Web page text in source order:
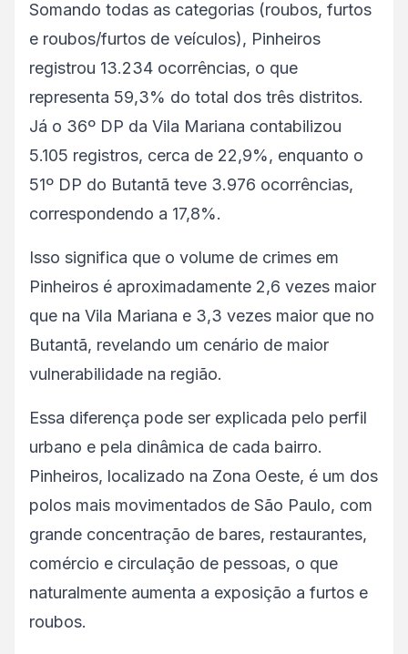
Somando todas as categorias (roubos, furtos
e roubos/furtos de veículos), Pinheiros
registrou 13.234 ocorrências, o que
representa 59,3% do total dos três distritos.
Já o 36º DP da Vila Mariana contabilizou
5.105 registros, cerca de 22,9%, enquanto o
51º DP do Butantã teve 3.976 ocorrências,
correspondendo a 17,8%.
Isso significa que o volume de crimes em
Pinheiros é aproximadamente 2,6 vezes maior
que na Vila Mariana e 3,3 vezes maior que no
Butantã, revelando um cenário de maior
vulnerabilidade na região.
Essa diferença pode ser explicada pelo perfil
urbano e pela dinâmica de cada bairro.
Pinheiros, localizado na Zona Oeste, é um dos
polos mais movimentados de São Paulo, com
grande concentração de bares, restaurantes,
comércio e circulação de pessoas, o que
naturalmente aumenta a exposição a furtos e
roubos.